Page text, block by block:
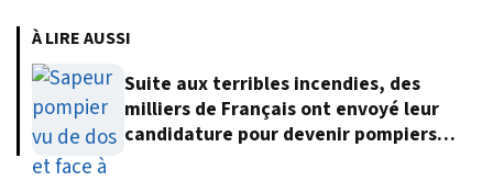
À LIRE AUSSI
Suite aux terribles incendies, des
milliers de Français ont envoyé leur
candidature pour devenir pompiers